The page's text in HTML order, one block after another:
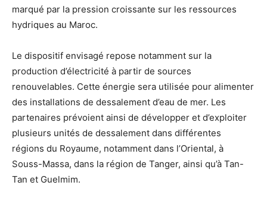
marqué par la pression croissante sur les ressources
hydriques au Maroc.
Le dispositif envisagé repose notamment sur la
production d’électricité à partir de sources
renouvelables. Cette énergie sera utilisée pour alimenter
des installations de dessalement d’eau de mer. Les
partenaires prévoient ainsi de développer et d’exploiter
plusieurs unités de dessalement dans différentes
régions du Royaume, notamment dans l’Oriental, à
Souss-Massa, dans la région de Tanger, ainsi qu’à Tan-
Tan et Guelmim.